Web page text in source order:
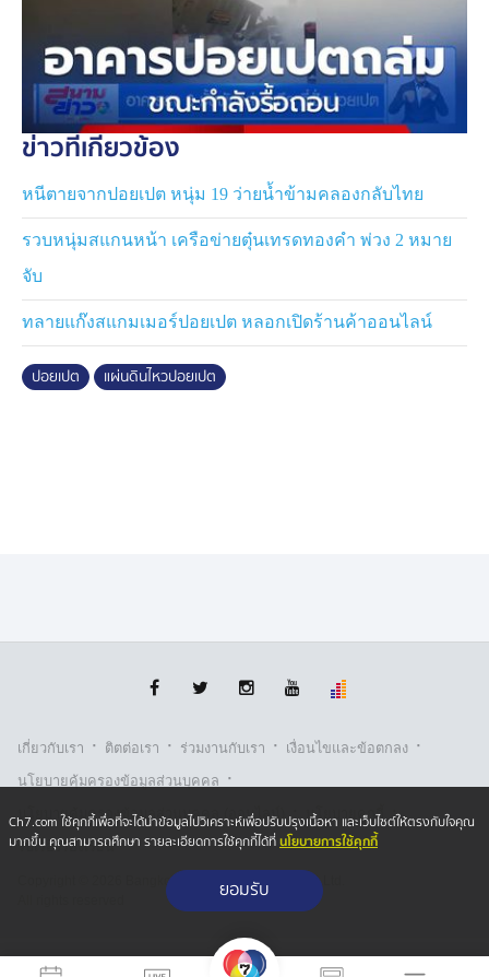
ข่าวที่เกี่ยวข้อง
หนีตายจากปอยเปต หนุ่ม 19 ว่ายน้ำข้ามคลองกลับไทย
รวบหนุ่มสแกนหน้า เครือข่ายตุ๋นเทรดทองคำ พ่วง 2 หมาย
จับ
ทลายแก๊งสแกมเมอร์ปอยเปต หลอกเปิดร้านค้าออนไลน์
ปอยเปต แผ่นดินไหวปอยเปต
เกี่ยวกับเรา · ติตต่อเรา · ร่วมงานกับเรา · เงื่อนไขและข้อตกลง ·
นโยบายคุ้มครองข้อมูลส่วนบุคคล ·
นโยบายคุ้มครองข้อมูลส่วนบุคคล (ออนไลน์) · นโยบายคุกกี้ ·
รับเรื่องร้องเรียน
Copyright © 2026 Bangkok Broadcasting & T.V. Co.,Ltd.
Ch7.com ใช้คุกกี้เพื่อที่จะได้นำข้อมูลไปวิเคราะห์เพื่อปรับปรุงเนื้อหา และเว็บไซต์ให้ตรงกับใจคุณ
มากขึ้น คุณสามารถศึกษา รายละเอียดการใช้คุกกี้ได้ที่นโยบายการใช้คุกกี้
ยอมรับ